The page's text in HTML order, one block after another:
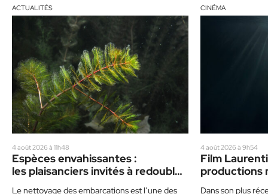
ACTUALITÉS
4 août 2026 à 11h48
Espèces envahissantes :
les plaisanciers invités à redoubler
Le nettoyage des embarcations est l’une des
CINÉMA
4 août 2026 à 9h54
Film
productions
Dans son plus